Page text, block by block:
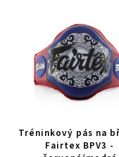
Tréninkový pás na
Fairtex BPV3 -